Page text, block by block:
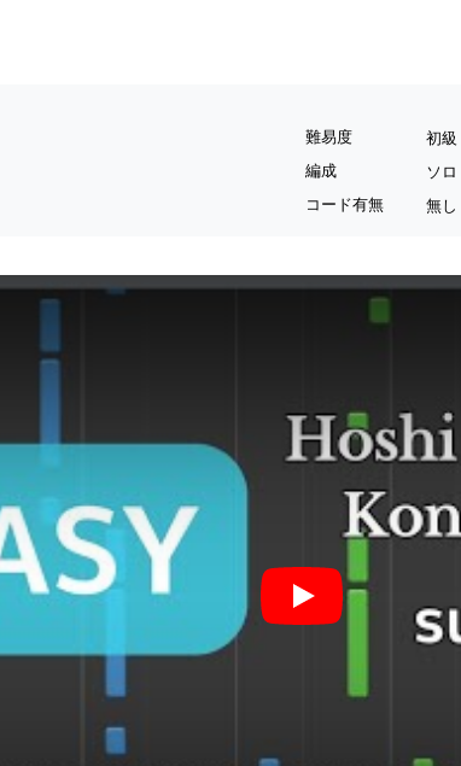
星が瞬くこんな夜に (
難易度
初級
編成
ソロ
コード有無 無し